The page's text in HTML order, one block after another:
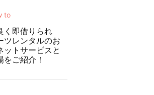
to
く即借りられ
ツレンタルのお
ットサービスと
をご紹介！